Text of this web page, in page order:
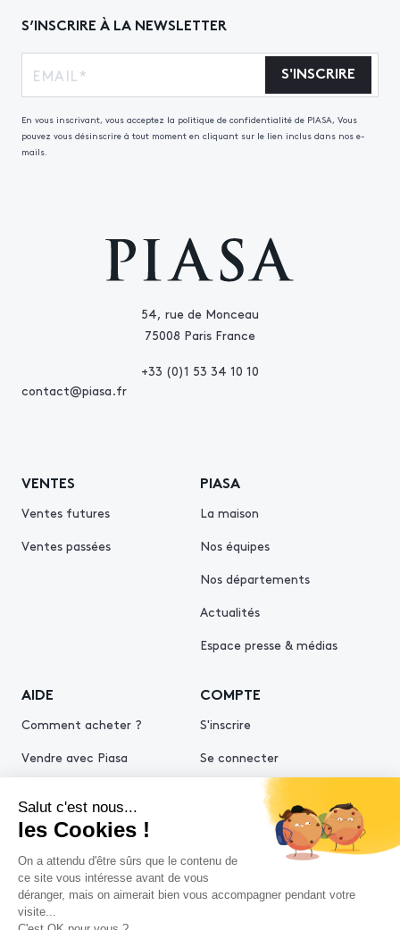
54, rue de Monceau
75008 Paris France
+33 (0)1 53 34 10 10
contact@piasa.fr
VENTES
Ventes futures
Ventes passées
PIASA
La maison
Nos équipes
Nos départements
Actualités
Espace presse & médias
AIDE
Comment acheter ?
Vendre avec Piasa
COMPTE
S'inscrire
Se connecter
S’INSCRIRE À LA NEWSLETTER
S'INSCRIRE
En vous inscrivant, vous acceptez la politique de confidentialité de PIASA, Vous
pouvez vous désinscrire à tout moment en cliquant sur le lien inclus dans nos e-
mails.